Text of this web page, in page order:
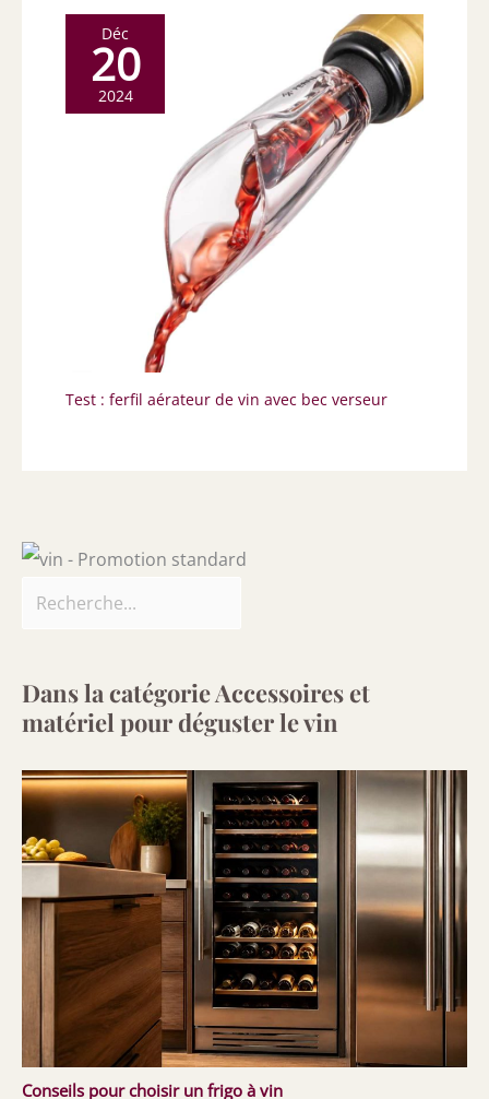
Déc
20
2024
Test : ferfil aérateur de vin avec bec verseur
Dans la catégorie Accessoires et
matériel pour déguster le vin
Conseils pour choisir un frigo à vin